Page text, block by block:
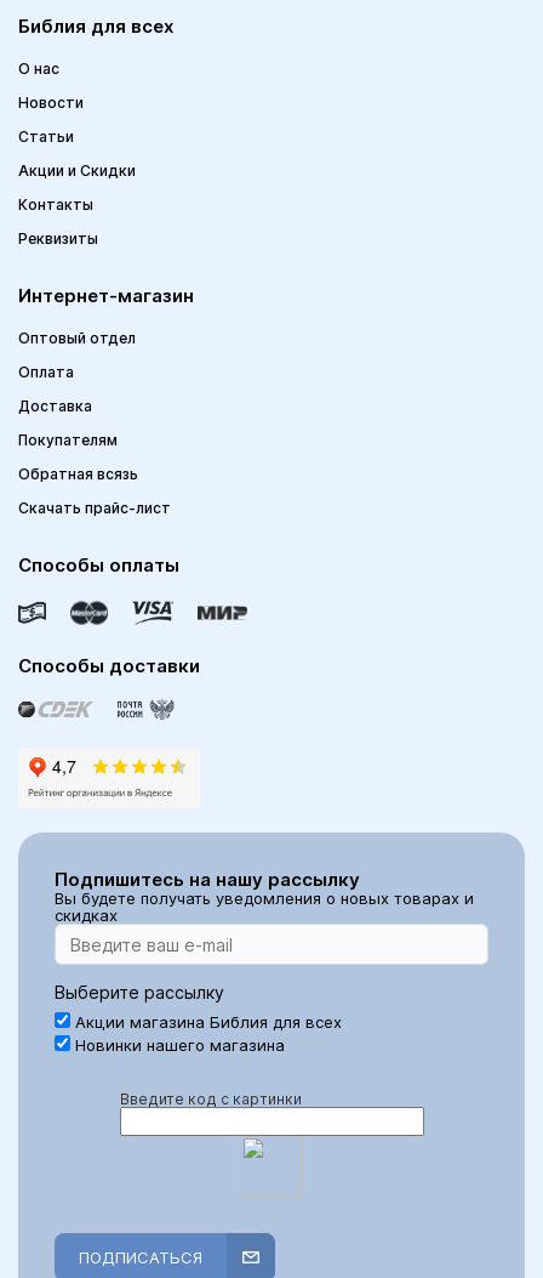
Библия для всех
О нас
Новости
Статьи
Акции и Скидки
Контакты
Реквизиты
Интернет-магазин
Оптовый отдел
Оплата
Доставка
Покупателям
Обратная всязь
Скачать прайс-лист
Способы оплаты
Способы доставки
Подпишитесь на нашу рассылку
Вы будете получать уведомления о новых товарах и
скидках
Выберите рассылку
Акции магазина Библия для всех
Новинки нашего магазина
Введите код с картинки
ПОДПИСАТЬСЯ